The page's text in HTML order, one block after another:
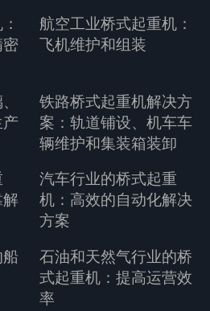
航空工业桥式起重机：
飞机维护和组装
铁路桥式起重机解决方
案：轨道铺设、机车车
辆维护和集装箱装卸
汽车行业的桥式起重
机：高效的自动化解决
方案
石油和天然气行业的桥
式起重机：提高运营效
率